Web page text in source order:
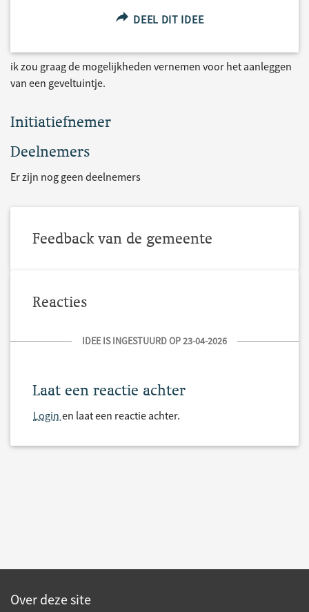
DEEL DIT IDEE
ik zou graag de mogelijkheden vernemen voor het aanleggen
van een geveltuintje.
Initiatiefnemer
Deelnemers
Er zijn nog geen deelnemers
Feedback van de gemeente
Reacties
IDEE IS INGESTUURD OP 23-04-2026
Laat een reactie achter
Login en laat een reactie achter.
Over deze site